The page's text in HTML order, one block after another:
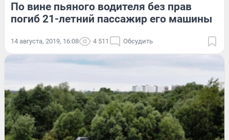
По вине пьяного водителя без прав
погиб 21-летний пассажир его машины
14 августа, 2019, 16:08 4 511 Обсудить